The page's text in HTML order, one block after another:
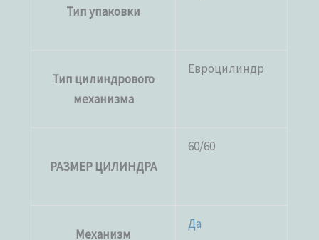
Тип упаковки
Тип цилиндрового
механизма
Евроцилиндр
РАЗМЕР ЦИЛИНДРА
60/60
Механизм
Да